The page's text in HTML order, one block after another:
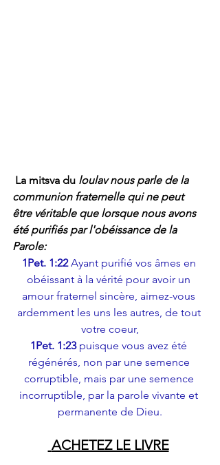
La mitsva du loulav nous parle de la
communion fraternelle qui ne peut
être véritable que lorsque nous avons
été purifiés par l'obéissance de la
Parole:
1Pet. 1:22 Ayant purifié vos âmes en
obéissant à la vérité pour avoir un
amour fraternel sincère, aimez-vous
ardemment les uns les autres, de tout
votre coeur,
1Pet. 1:23 puisque vous avez été
régénérés, non par une semence
corruptible, mais par une semence
incorruptible, par la parole vivante et
permanente de Dieu.
ACHETEZ LE LIVRE